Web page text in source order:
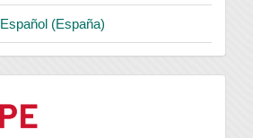
Español (España)